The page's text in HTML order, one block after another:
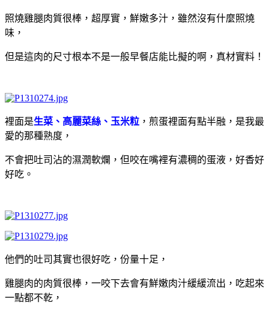
照燒雞腿肉質很棒，超厚實，鮮嫩多汁，雖然沒有什麼照燒
味，
但是這肉的尺寸根本不是一般早餐店能比擬的啊，真材實料！
裡面是生菜、高麗菜絲、玉米粒 ，煎蛋裡面有點半融，是我最
愛的那種熟度，
不會把吐司沾的濕潤軟爛，但咬在嘴裡有濃稠的蛋液，好香好
好吃。
他們的吐司其實也很好吃，份量十足，
雞腿肉的肉質很棒，一咬下去會有鮮嫩肉汁緩緩流出，吃起來
一點都不乾，